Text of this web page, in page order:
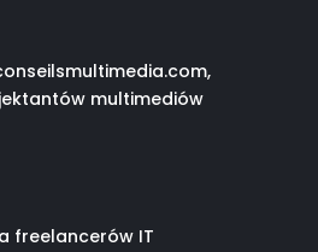
multimediów
freelancerów IT